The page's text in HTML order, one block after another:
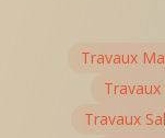
Travaux
Travaux
Travaux